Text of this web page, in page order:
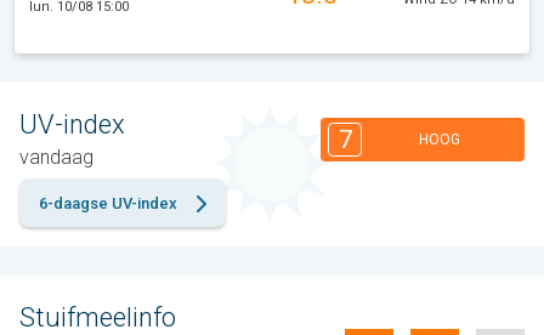
lun. 10/08 15:00
UV-index
vandaag
7 HOOG
6-daagse UV-index
Stuifmeelinfo